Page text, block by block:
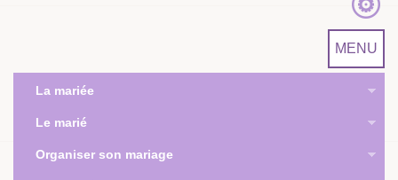
MENU
La mariée
Le marié
Organiser son mariage